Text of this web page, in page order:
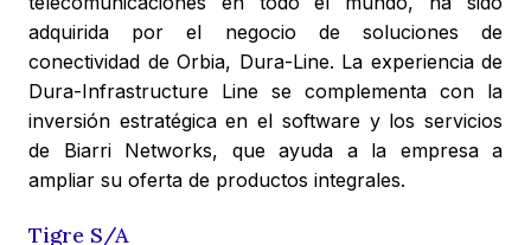
adquirida por el negocio de soluciones de
conectividad de Orbia, Dura-Line. La experiencia de
Dura-Infrastructure Line se complementa con la
inversión estratégica en el software y los servicios
de Biarri Networks, que ayuda a la empresa a
ampliar su oferta de productos integrales.
Tigre S/A